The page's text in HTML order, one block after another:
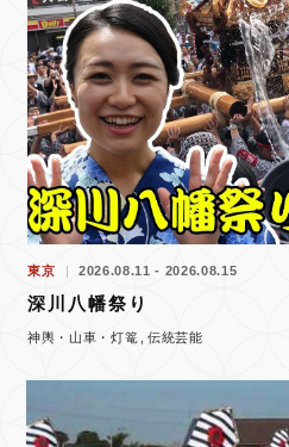
東京 2026.08.11 - 2026.08.15
深川八幡祭り
神輿・山車・灯篭 伝統芸能